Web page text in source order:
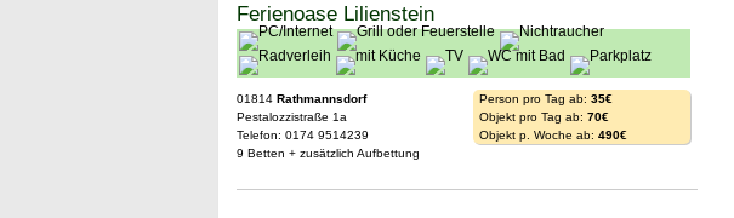
Ferienoase Lilienstein
01814 Rathmannsdorf
Pestalozzistraße 1a
Telefon: 0174 9514239
9 Betten + zusätzlich Aufbettung
Person pro Tag ab: 35€
Objekt pro Tag ab: 70€
Objekt p. Woche ab: 490€